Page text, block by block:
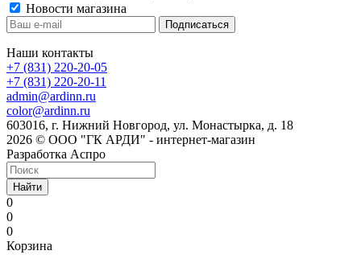
Новости магазина
Наши контакты
+7 (831) 220-20-05
+7 (831) 220-20-11
admin@ardinn.ru
color@ardinn.ru
603016, г. Нижний Новгород, ул. Монастырка, д. 18
2026 © ООО "ГК АРДИ" - интернет-магазин
Разработка Аспро
Найти
0
0
0
Корзина